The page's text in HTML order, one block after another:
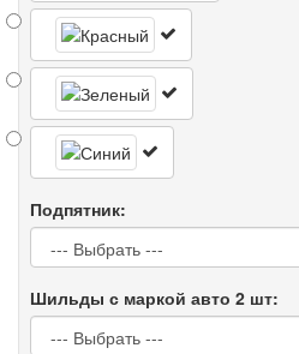
Подпятник:
Шильды с маркой авто 2 шт: